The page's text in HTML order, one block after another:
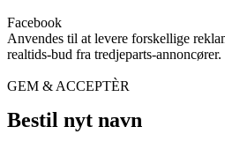
Facebook
Anvendes til at levere forskellige
realtids-bud fra tredjeparts-annoncører.
GEM & ACCEPTÈR
Bestil nyt navn